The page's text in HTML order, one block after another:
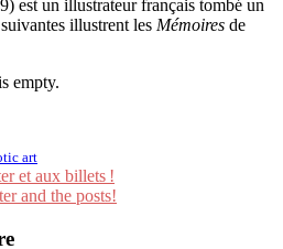
est un illustrateur français tombé un
illustrent les Mémoires de
empty.
art
et aux billets !
and the posts!